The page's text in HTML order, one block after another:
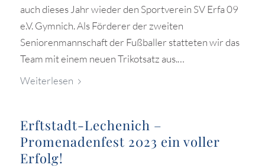
auch dieses Jahr wieder den Sportverein SV Erfa 09
e.V. Gymnich. Als Förderer der zweiten
Seniorenmannschaft der Fußballer statteten wir das
Team mit einem neuen Trikotsatz aus.…
Weiterlesen
Erftstadt-Lechenich –
Promenadenfest 2023 ein voller
Erfolg!